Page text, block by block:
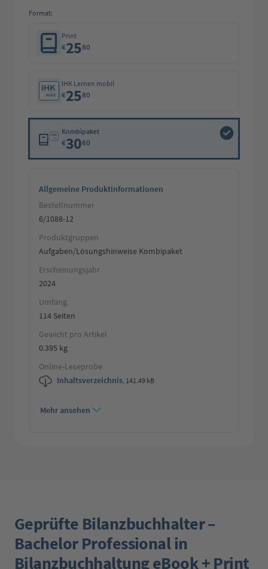
Format:
Print
€2580
IHK Lernen mobil
€2580
Kombipaket
€3080
Allgemeine Produktinformationen
Bestellnummer
6/1088-12
Produktgruppen
Aufgaben/Lösungshinweise Kombipaket
Erscheinungsjahr
2024
Umfang
114 Seiten
Gewicht pro Artikel
0.395 kg
Online-Leseprobe
Inhaltsverzeichnis, 141.49 kB
Mehr ansehen
Geprüfte Bilanzbuchhalter –
Bachelor Professional in
Bilanzbuchhaltung eBook + Print